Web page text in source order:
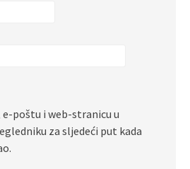
poštu i web-stranicu u
za sljedeći put kada